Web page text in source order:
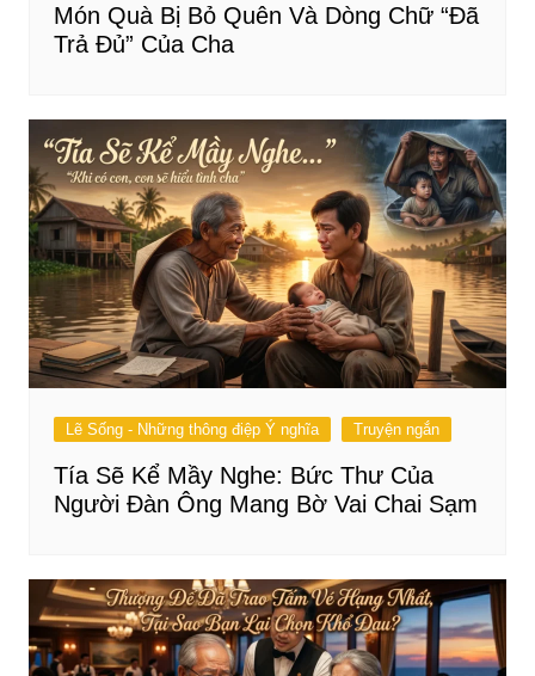
Món Quà Bị Bỏ Quên Và Dòng Chữ “Đã
Trả Đủ” Của Cha
Lẽ Sống - Những thông điệp Ý nghĩa Truyện ngắn
Tía Sẽ Kể Mầy Nghe: Bức Thư Của
Người Đàn Ông Mang Bờ Vai Chai Sạm